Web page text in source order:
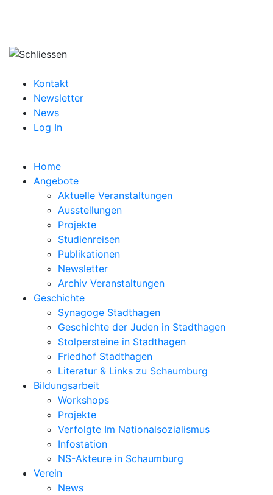
Kontakt
Newsletter
News
Log In
Home
Angebote
Aktuelle Veranstaltungen
Ausstellungen
Projekte
Studienreisen
Publikationen
Newsletter
Archiv Veranstaltungen
Geschichte
Synagoge Stadthagen
Geschichte der Juden in Stadthagen
Stolpersteine in Stadthagen
Friedhof Stadthagen
Literatur & Links zu Schaumburg
Bildungsarbeit
Workshops
Projekte
Verfolgte Im Nationalsozialismus
Infostation
NS-Akteure in Schaumburg
Verein
News